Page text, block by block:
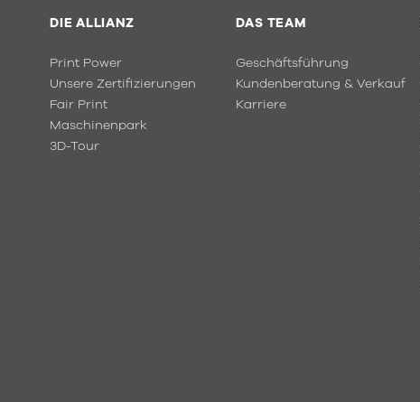
DIE ALLIANZ
Print Power
Unsere Zertifizierungen
Fair Print
Maschinenpark
3D-Tour
DAS TEAM
Geschäftsführung
Kundenberatung & Verkauf
Karriere